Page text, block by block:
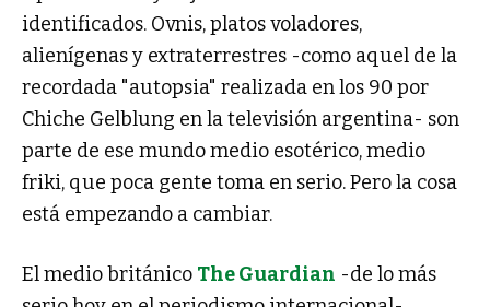
identificados. Ovnis, platos voladores,
alienígenas y extraterrestres -como aquel de la
recordada "autopsia" realizada en los 90 por
Chiche Gelblung en la televisión argentina- son
parte de ese mundo medio esotérico, medio
friki, que poca gente toma en serio. Pero la cosa
está empezando a cambiar.
El medio británico The Guardian -de lo más